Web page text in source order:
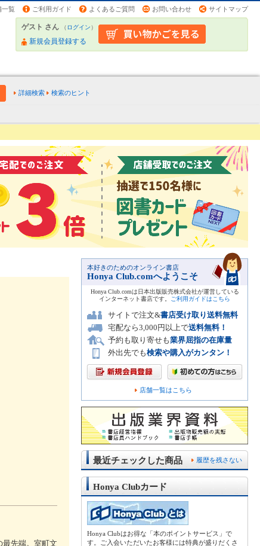
一覧 ご利用ガイド よくあるご質問 お問い合わせ サイトマップ
ゲスト さん （ログイン）
新規会員登録する
詳細検索 検索のヒント
最先端。室町文
本好きのためのオンライン書店
Honya Club.comへようこそ
Honya Club.comは日本出版販売株式会社が運営している
インターネット書店です。
ご利用ガイドはこちら
サイトで注文&書店受け取り送料無料
宅配なら3,000円以上で送料無料！
予約も取り寄せも業界屈指の在庫量
外出先でも検索や購入がカンタン！
店舗一覧はこちら
履歴を残さない
最近チェックした商品
Honya Clubカード
Honya Clubはお得な「本のポイントサービス」で
す。ご入会いただいたお客様には特典が盛りだくさ